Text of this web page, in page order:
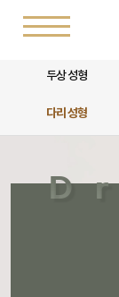
두상 성형
다리 성형